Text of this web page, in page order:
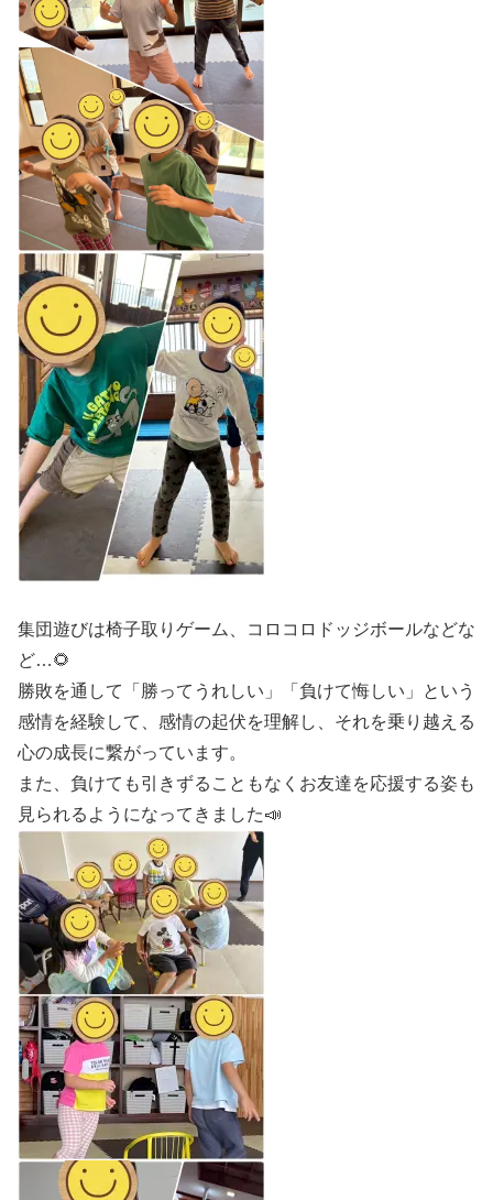
集団遊びは椅子取りゲーム、コロコロドッジボールなどな
ど…🌻
勝敗を通して「勝ってうれしい」「負けて悔しい」という
感情を経験して、感情の起伏を理解し、それを乗り越える
心の成長に繋がっています。
また、負けても引きずることもなくお友達を応援する姿も
見られるようになってきました📣